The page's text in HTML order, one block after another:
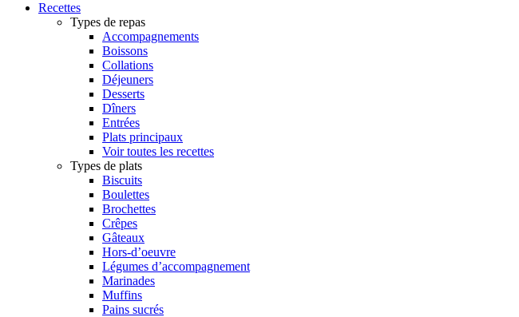
Recettes
Types de repas
Accompagnements
Boissons
Collations
Déjeuners
Desserts
Dîners
Entrées
Plats principaux
Voir toutes les recettes
Types de plats
Biscuits
Boulettes
Brochettes
Crêpes
Gâteaux
Hors-d’oeuvre
Légumes d’accompagnement
Marinades
Muffins
Pains sucrés